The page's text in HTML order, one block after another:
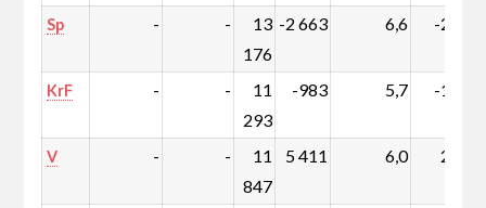
Sp - -
13
176
-2 663 6,6 -2,6
KrF - -
11
293
-983 5,7 -1,4
V - -
11
847
5 411 6,0 2,2